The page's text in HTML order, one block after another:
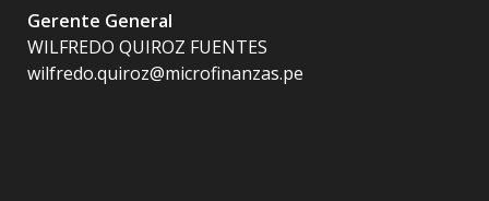
Gerente General
WILFREDO QUIROZ FUENTES
wilfredo.quiroz@microfinanzas.pe